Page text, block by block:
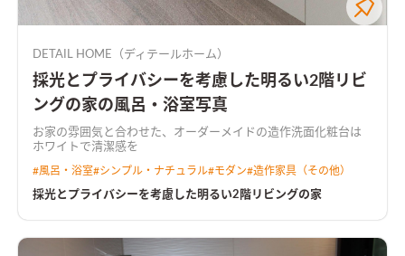
DETAIL HOME（ディテールホーム）
採光とプライバシーを考慮した明るい2階リビ
ングの家の風呂・浴室写真
お家の雰囲気と合わせた、オーダーメイドの造作洗面化粧台は
ホワイトで清潔感を
#風呂・浴室#シンプル・ナチュラル#モダン#造作家具（その他）
採光とプライバシーを考慮した明るい2階リビングの家